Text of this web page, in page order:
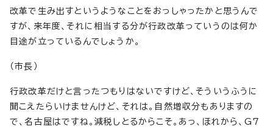
改革で生み出すというようなことをおっしゃったかと思うんで
すが、来年度、それに相当する分が行政改革っていうのは何か
目途が立っているんでしょうか。
（市長）
行政改革だけと言ったつもりはないですけど、そういうふうに
聞こえたらいけませんけど、それは。自然増収分もありますの
で、名古屋はですね。減税しとるからこそ。あっ、ほれから、G7